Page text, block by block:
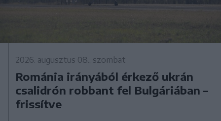
2026. augusztus 08., szombat
Románia irányából érkező ukrán
csalidrón robbant fel Bulgáriában –
frissítve